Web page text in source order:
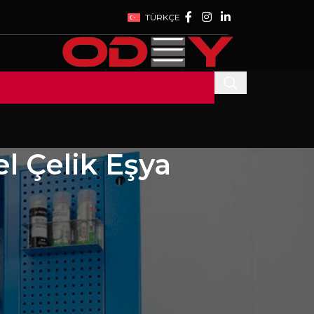
TÜRKÇE
Çelik Eşya
SON YAZILAR
WE ARE AT WIN
EURASIA 2023
EXHIBITION
27 Temmuz 2023
Comment